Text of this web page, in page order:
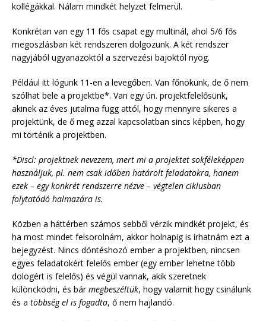
kollégákkal. Nálam mindkét helyzet felmerül.
Konkrétan van egy 11 fős csapat egy multinál, ahol 5/6 fős
megoszlásban két rendszeren dolgozunk. A két rendszer
nagyjából ugyanazoktól a szervezési bajoktól nyög.
Például itt lógunk 11-en a levegőben. Van főnökünk, de ő nem
szólhat bele a projektbe*. Van egy ún. projektfelelősünk,
akinek az éves jutalma függ attól, hogy mennyire sikeres a
projektünk, de ő meg azzal kapcsolatban sincs képben, hogy
mi történik a projektben.
*Discl: projektnek nevezem, mert mi a projektet sokféleképpen
használjuk, pl. nem csak időben határolt feladatokra, hanem
ezek – egy konkrét rendszerre nézve – végtelen ciklusban
folytatódó halmazára is.
Közben a háttérben számos sebből vérzik mindkét projekt, és
ha most mindet felsorolnám, akkor holnapig is írhatnám ezt a
bejegyzést. Nincs döntéshozó ember a projektben, nincsen
egyes feladatokért felelős ember (egy ember lehetne több
dologért is felelős) és végül vannak, akik szeretnek
különcködni, és bármegbeszéltük, hogy valamit hogy csinálunk
és a többség el is fogadta, ő nem hajlandó.